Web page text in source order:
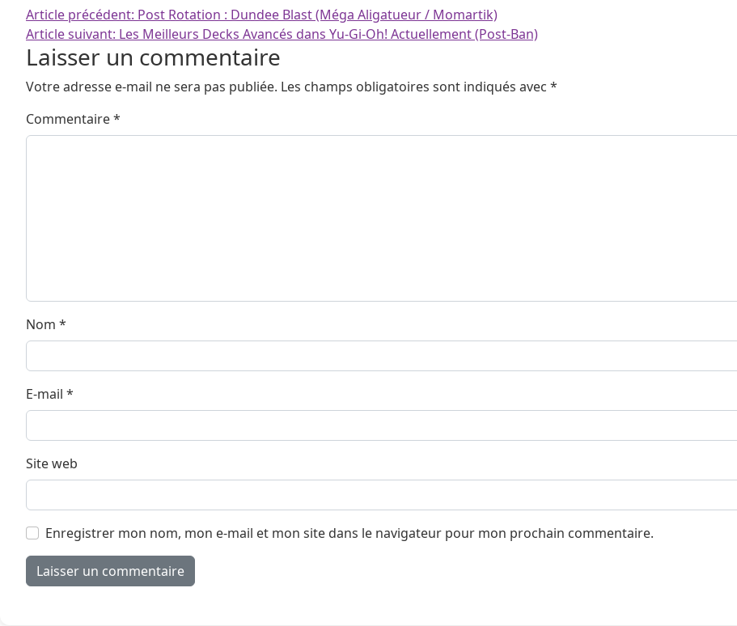
Navigation de l’article
Article précédent: Post Rotation : Dundee Blast (Méga Aligatueur / Momartik)
Article suivant: Les Meilleurs Decks Avancés dans Yu-Gi-Oh! Actuellement (Post-Ban)
Laisser un commentaire
Votre adresse e-mail ne sera pas publiée. Les champs obligatoires sont indiqués avec *
Commentaire*
Nom *
E-mail *
Site web
Enregistrer mon nom, mon e-mail et mon site dans le navigateur pour mon prochain commentaire.